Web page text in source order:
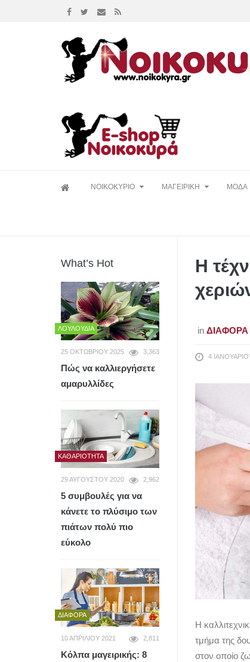
to
ΝΟΙΚΟΚΥΡΙΟ ΜΑΓΕΙΡΙΚΗ ΜΟΔΑ
Η
in ΔΙΆΦΟΡΑ
4
Η
τμήμα της
στον οποίο
What’s Hot
ΛΟΥΛΟΎΔΙΑ
25 ΟΚΤΩΒΡΊΟΥ 2025 3,363
Πώς να καλλιεργήσετε
αμαρυλλίδες
ΚΑΘΑΡΙΌΤΗΤΑ
29 ΑΥΓΟΎΣΤΟΥ 2020 2,962
5 συμβουλές για να
κάνετε το πλύσιμο των
πιάτων πολύ πιο
εύκολο
ΔΙΆΦΟΡΑ
10 ΑΠΡΙΛΊΟΥ 2021 2,811
Κόλπα μαγειρικής: 8